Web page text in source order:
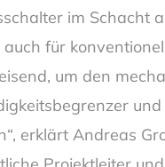
im Schacht
auch für
um den
erklärt Andreas